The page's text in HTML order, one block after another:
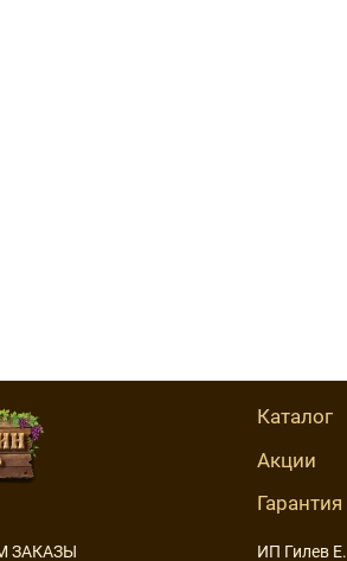
Каталог
Акции
Гарантия
ЗАКАЗЫ ИП Гилев